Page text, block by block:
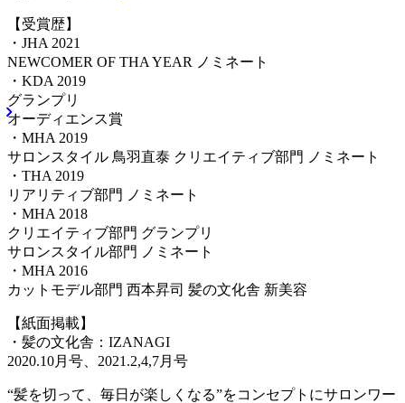
【受賞歴】
・JHA 2021
NEWCOMER OF THA YEAR ノミネート
・KDA 2019
グランプリ
オーディエンス賞
・MHA 2019
サロンスタイル 鳥羽直泰 クリエイティブ部門 ノミネート
・THA 2019
リアリティブ部門 ノミネート
・MHA 2018
クリエイティブ部門 グランプリ
サロンスタイル部門 ノミネート
・MHA 2016
カットモデル部門 西本昇司 髪の文化舎 新美容
【紙面掲載】
・髪の文化舎：IZANAGI
2020.10月号、2021.2,4,7月号
“髪を切って、毎日が楽しくなる”をコンセプトにサロンワー